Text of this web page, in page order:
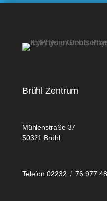
Brühl Zentrum
Mühlenstraße 37
50321 Brühl
Telefon 02232 / 76 977 48